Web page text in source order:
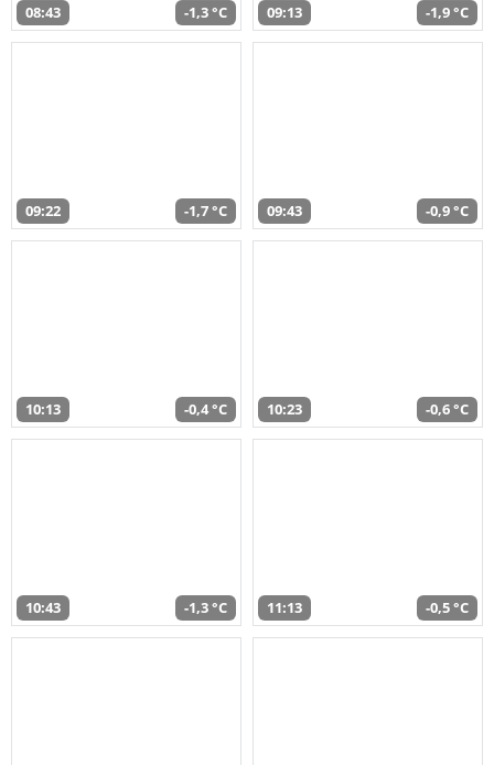
08:43 -1,3 °C 09:13 -1,9 °C
09:22 -1,7 °C 09:43 -0,9 °C
10:13 -0,4 °C 10:23 -0,6 °C
10:43 -1,3 °C 11:13 -0,5 °C